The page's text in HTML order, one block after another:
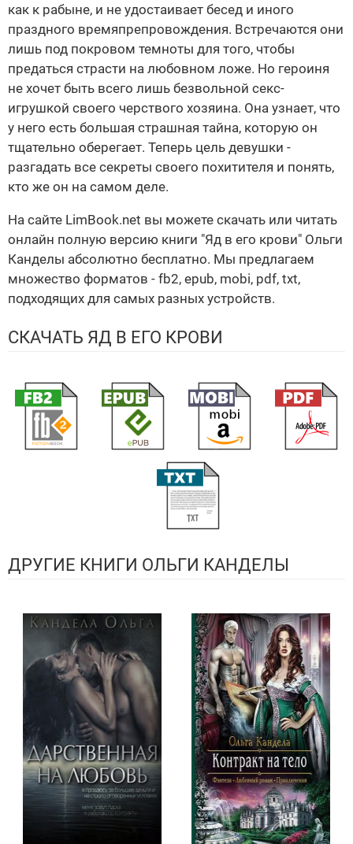
как к рабыне, и не удостаивает бесед и иного
праздного времяпрепровождения. Встречаются они
лишь под покровом темноты для того, чтобы
предаться страсти на любовном ложе. Но героиня
не хочет быть всего лишь безвольной секс-
игрушкой своего черствого хозяина. Она узнает, что
у него есть большая страшная тайна, которую он
тщательно оберегает. Теперь цель девушки -
разгадать все секреты своего похитителя и понять,
кто же он на самом деле.
На сайте LimBook.net вы можете скачать или читать
онлайн полную версию книги "Яд в его крови" Ольги
Канделы абсолютно бесплатно. Мы предлагаем
множество форматов - fb2, epub, mobi, pdf, txt,
подходящих для самых разных устройств.
СКАЧАТЬ ЯД В ЕГО КРОВИ
ДРУГИЕ КНИГИ ОЛЬГИ КАНДЕЛЫ